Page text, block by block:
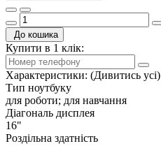
До кошика
Купити в 1 клік:
Характеристики: (Дивитись усі)
Тип ноутбуку
для роботи; для навчання
Діагональ дисплея
16"
Роздільна здатність